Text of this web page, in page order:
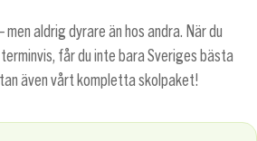
aldrig dyrare än hos andra. När du
får du inte bara Sveriges bästa
även vårt kompletta skolpaket!